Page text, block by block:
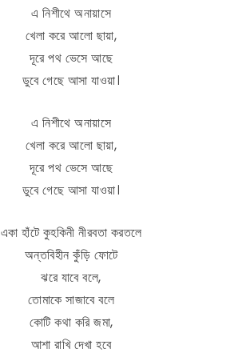
এ নিশীথে অনায়াসে
খেলা করে আলো ছায়া,
দূরে পথ ভেসে আছে
ডুবে গেছে আসা যাওয়া।
এ নিশীথে অনায়াসে
খেলা করে আলো ছায়া,
দূরে পথ ভেসে আছে
ডুবে গেছে আসা যাওয়া।
একা হাঁটে কুহকিনী নীরবতা করতলে
অন্তবিহীন কুঁড়ি ফোটে
ঝরে যাবে বলে,
তোমাকে সাজাবে বলে
কোটি কথা করি জমা,
আশা রাখি দেখা হবে